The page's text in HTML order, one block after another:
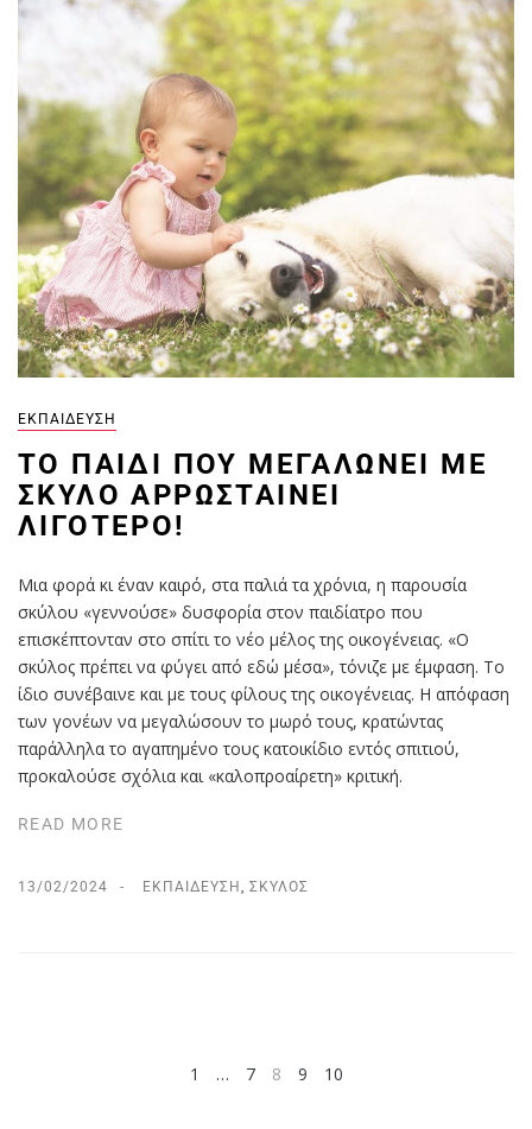
ΕΚΠΑΊΔΕΥΣΗ
ΤΟ ΠΑΙΔΊ ΠΟΥ ΜΕΓΑΛΏΝΕΙ ΜΕ
ΣΚΎΛΟ ΑΡΡΩΣΤΑΊΝΕΙ
ΛΙΓΌΤΕΡΟ!
Μια φορά κι έναν καιρό, στα παλιά τα χρόνια, η παρουσία
σκύλου «γεννούσε» δυσφορία στον παιδίατρο που
επισκέπτονταν στο σπίτι το νέο μέλος της οικογένειας. «Ο
σκύλος πρέπει να φύγει από εδώ μέσα», τόνιζε με έμφαση. Το
ίδιο συνέβαινε και με τους φίλους της οικογένειας. Η απόφαση
των γονέων να μεγαλώσουν το μωρό τους, κρατώντας
παράλληλα το αγαπημένο τους κατοικίδιο εντός σπιτιού,
προκαλούσε σχόλια και «καλοπροαίρετη» κριτική.
READ MORE
13/02/2024 ΕΚΠΑΊΔΕΥΣΗ ΣΚΎΛΟΣ
1 … 7 8 9 10